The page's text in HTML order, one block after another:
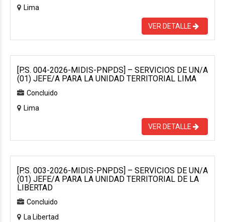
Lima
VER DETALLE
[P.S. 004-2026-MIDIS-PNPDS] – SERVICIOS DE UN/A
(01) JEFE/A PARA LA UNIDAD TERRITORIAL LIMA
Concluido
Lima
VER DETALLE
[P.S. 003-2026-MIDIS-PNPDS] – SERVICIOS DE UN/A
(01) JEFE/A PARA LA UNIDAD TERRITORIAL DE LA
LIBERTAD
Concluido
La Libertad